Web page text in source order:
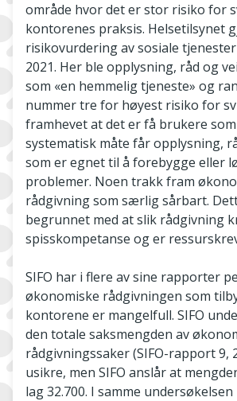
område hvor det er stor risiko for
kontorenes praksis. Helsetilsynet
risikovurdering av sosiale
2021. Her ble opplysning, råd og
som «en hemmelig tjeneste» og
nummer tre for høyest risiko for
framhevet at det er få brukere
systematisk måte får opplysning,
som er egnet til å forebygge eller
problemer. Noen trakk fram
rådgivning som særlig sårbart.
begrunnet med at slik rådgivning
spisskompetanse og er
SIFO har i flere av sine rapporter
økonomiske rådgivningen som
kontorene er mangelfull. SIFO
den totale saksmengden av
rådgivningssaker (SIFO-rapport 9,
usikre, men SIFO anslår at
lag 32.700. I samme